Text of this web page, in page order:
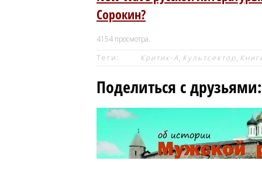
Сорокин?
4154 просмотра.
Теги:
Критик-А, Культсектор,
Поделиться с друзьями: